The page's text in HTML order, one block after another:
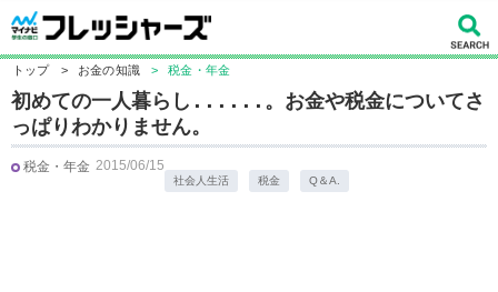
トップ > お金の知識 > 税金・年金
初めての一人暮らし......。お金や税金についてさ
っぱりわかりません。
税金・年金 2015/06/15
社会人生活 税金 Q＆A.